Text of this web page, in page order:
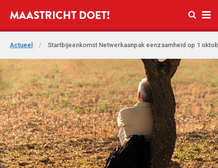
Open
MAASTRICHT DOET!
Actueel / Startbijeenkomst Netwerkaanpak eenzaamheid op 1